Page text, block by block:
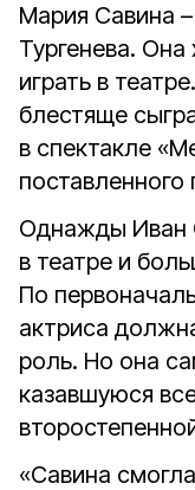
Мария Савина
Тургенева. Она
играть в
блестяще
в спектакле
поставленного
Однажды Иван
в театре и
По
актриса
роль. Но она
казавшуюся
«Савина